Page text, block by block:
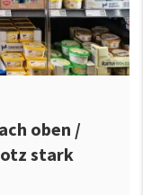
oben /
stark